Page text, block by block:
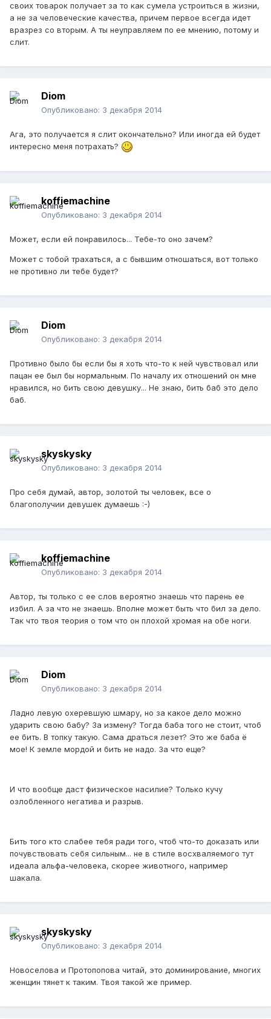
своих товарок получает за то как сумела устроиться в жизни,
а не за человеческие качества, причем первое всегда идет
вразрез со вторым. А ты неуправляем по ее мнению, потому и
слит.
Diom
Опубликовано: 3 декабря 2014
Ага, это получается я слит окончательно? Или иногда ей будет
интересно меня потрахать?
koffiemachine
Опубликовано: 3 декабря 2014
Может, если ей понравилось... Тебе-то оно зачем?
Может с тобой трахаться, а с бывшим отношаться, вот только
не противно ли тебе будет?
Diom
Опубликовано: 3 декабря 2014
Противно было бы если бы я хоть что-то к ней чувствовал или
пацан ее был бы нормальным. По началу их отношений он мне
нравился, но бить свою девушку... Не знаю, бить баб это дело
баб.
skyskysky
Опубликовано: 3 декабря 2014
Про себя думай, автор, золотой ты человек, все о
благополучии девушек думаешь :-)
koffiemachine
Опубликовано: 3 декабря 2014
Автор, ты только с ее слов вероятно знаешь что парень ее
избил. А за что не знаешь. Вполне может быть что бил за дело.
Так что твоя теория о том что он плохой хромая на обе ноги.
Diom
Опубликовано: 3 декабря 2014
Ладно левую охеревшую шмару, но за какое дело можно
ударить свою бабу? За измену? Тогда баба того не стоит, чтоб
ее бить. В топку такую. Сама драться лезет? Это же баба ё
мое! К земле мордой и бить не надо. За что еще?
И что вообще даст физическое насилие? Только кучу
озлобленного негатива и разрыв.
Бить того кто слабее тебя ради того, чтоб что-то доказать или
почувствовать себя сильным... не в стиле восхваляемого тут
идеала альфа-человека, скорее животного, например
шакала.
skyskysky
Опубликовано: 3 декабря 2014
Новоселова и Протопопова читай, это доминирование, многих
женщин тянет к таким. Твоя такой же пример.